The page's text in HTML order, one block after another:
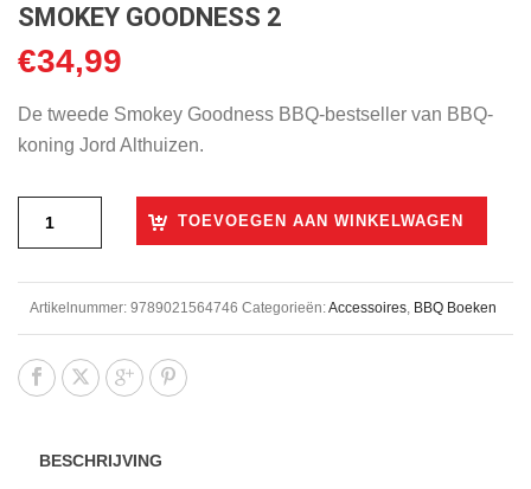
SMOKEY GOODNESS 2
€34,99
De tweede Smokey Goodness BBQ-bestseller van BBQ-
koning Jord Althuizen.
TOEVOEGEN AAN WINKELWAGEN
Artikelnummer: 9789021564746 Categorieën:Accessoires, BBQ Boeken
BESCHRIJVING